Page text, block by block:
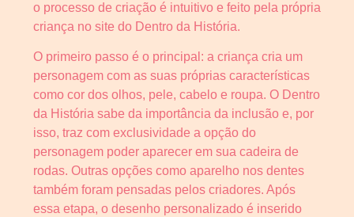
o processo de criação é intuitivo e feito pela própria
criança no site do Dentro da História.
O primeiro passo é o principal: a criança cria um
personagem com as suas próprias características
como cor dos olhos, pele, cabelo e roupa. O Dentro
da História sabe da importância da inclusão e, por
isso, traz com exclusividade a opção do
personagem poder aparecer em sua cadeira de
rodas. Outras opções como aparelho nos dentes
também foram pensadas pelos criadores. Após
essa etapa, o desenho personalizado é inserido